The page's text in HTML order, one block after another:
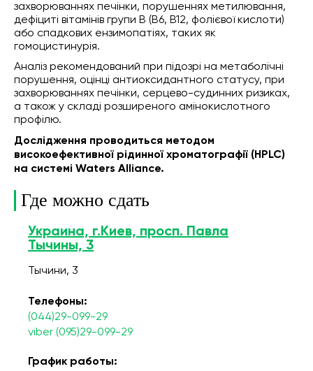
захворюваннях печінки, порушеннях метилювання,
дефіциті вітамінів групи B (B6, B12, фолієвої кислоти)
або спадкових ензимопатіях, таких як
гомоцистинурія.
Аналіз рекомендований при підозрі на метаболічні
порушення, оцінці антиоксидантного статусу, при
захворюваннях печінки, серцево-судинних ризиках,
а також у складі розширеного амінокислотного
профілю.
Дослідження проводиться методом
високоефективної рідинної хроматографії (HPLC)
на системі Waters Alliance.
Где можно сдать
Украина, г.Киев, просп. Павла
Тычины, 3
Тычини, 3
Телефоны:
(044)29-099-29
viber (095)29-099-29
График работы: